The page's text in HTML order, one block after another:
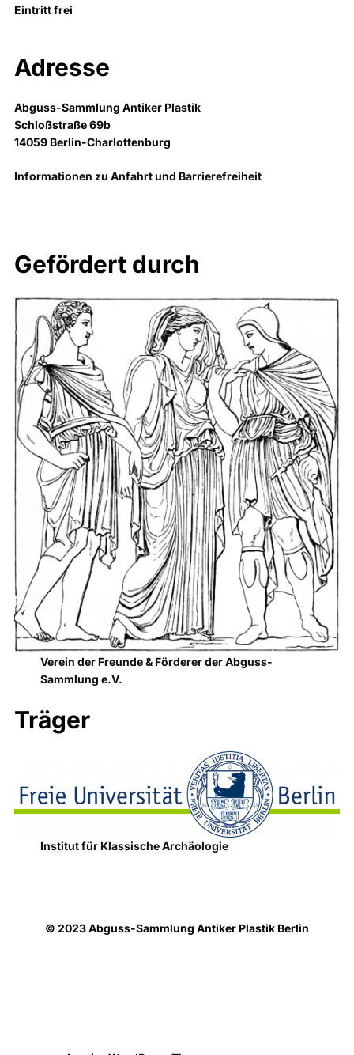
Eintritt frei
Adresse
Abguss-Sammlung Antiker Plastik
Schloßstraße 69b
14059 Berlin-Charlottenburg
Informationen zu Anfahrt und Barrierefreiheit
Gefördert durch
Verein der Freunde & Förderer der Abguss-
Sammlung e.V.
Träger
Institut für Klassische Archäologie
© 2023 Abguss-Sammlung Antiker Plastik Berlin